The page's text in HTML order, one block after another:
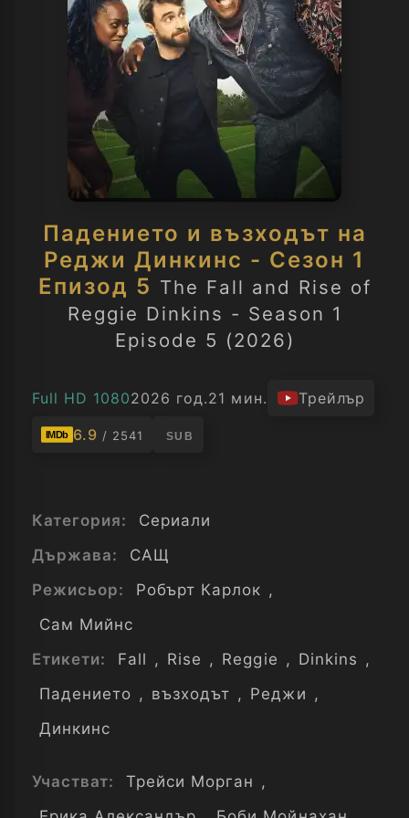
Падението и възходът на
Реджи Динкинс - Сезон 1
Епизод 5 The Fall and Rise of
Reggie Dinkins - Season 1
Episode 5 (2026)
Full HD 10802026 год.21 мин. Трейлър
IMDb 6.9 / 2541 SUB
Категория:
Сериали
Държава:
САЩ
Режисьор:
Робърт Карлок ,
Сам Мийнс
Етикети:
Fall , Rise , Reggie , Dinkins ,
Падението , възходът , Реджи ,
Динкинс
Участват: Трейси Морган ,